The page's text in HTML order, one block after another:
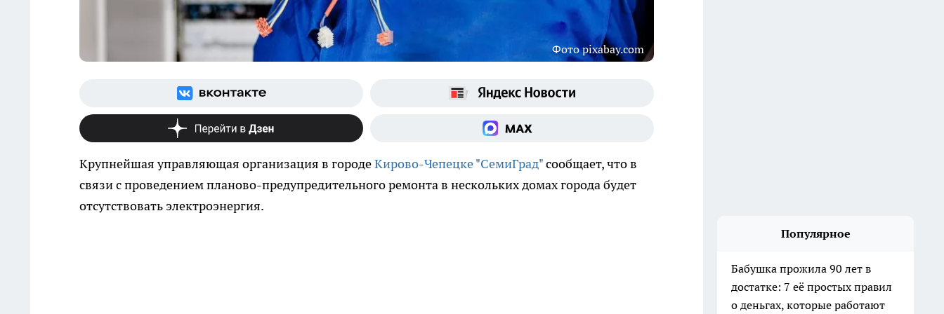
Фото pixabay.com
Крупнейшая управляющая организация в городеКирово-Чепецке "СемиГрад"сообщает, что в
связи с проведением планово-предупредительного ремонта в нескольких домах города будет
отсутствовать электроэнергия.
Популярное
Бабушка прожила 90 лет в
достатке: 7 её простых правил
о деньгах, которые работают